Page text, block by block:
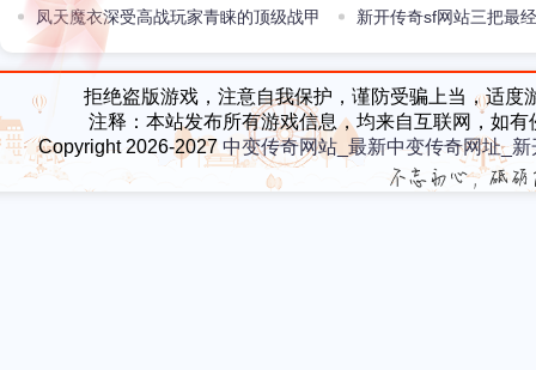
怪这里是散人天堂
家的三把超级兵器
凤天魔衣深受高战玩家青睐的顶级战甲
新开传奇sf网站三把最
奇特一把好看还有一把热
拒绝盗版游戏，注意自我保护，谨防受骗上当，适
注释：本站发布所有游戏信息，均来自互联网，如
Copyright 2026-2027 中变传奇网站_最新中变传奇网址_